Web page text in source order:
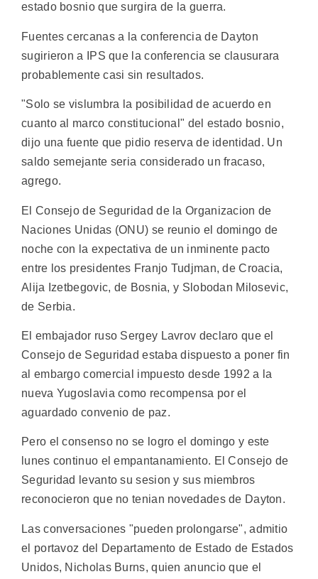
estado bosnio que surgira de la guerra.
Fuentes cercanas a la conferencia de Dayton
sugirieron a IPS que la conferencia se clausurara
probablemente casi sin resultados.
"Solo se vislumbra la posibilidad de acuerdo en
cuanto al marco constitucional" del estado bosnio,
dijo una fuente que pidio reserva de identidad. Un
saldo semejante seria considerado un fracaso,
agrego.
El Consejo de Seguridad de la Organizacion de
Naciones Unidas (ONU) se reunio el domingo de
noche con la expectativa de un inminente pacto
entre los presidentes Franjo Tudjman, de Croacia,
Alija Izetbegovic, de Bosnia, y Slobodan Milosevic,
de Serbia.
El embajador ruso Sergey Lavrov declaro que el
Consejo de Seguridad estaba dispuesto a poner fin
al embargo comercial impuesto desde 1992 a la
nueva Yugoslavia como recompensa por el
aguardado convenio de paz.
Pero el consenso no se logro el domingo y este
lunes continuo el empantanamiento. El Consejo de
Seguridad levanto su sesion y sus miembros
reconocieron que no tenian novedades de Dayton.
Las conversaciones "pueden prolongarse", admitio
el portavoz del Departamento de Estado de Estados
Unidos, Nicholas Burns, quien anuncio que el